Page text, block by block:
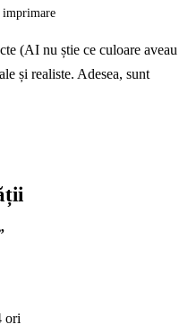
(AI nu știe ce culoare aveau
și realiste. Adesea, sunt
ori